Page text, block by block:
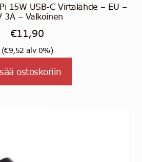
15W USB-C Virtalähde – EU –
3A – Valkoinen
€11,90
(€9,52 alv 0%)
ostoskoriin